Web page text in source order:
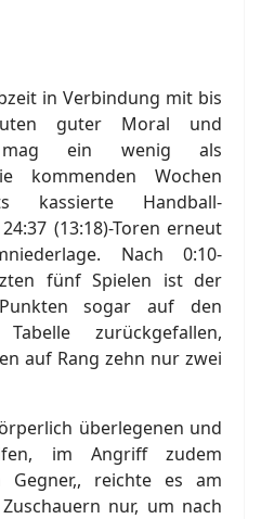
in Verbindung mit bis
guter Moral und
mag ein wenig als
kommenden Wochen
kassierte Handball-
(13:18)-Toren erneut
Nach 0:10-
fünf Spielen ist der
sogar auf den
zurückgefallen,
auf Rang zehn nur zwei
überlegenen und
im Angriff zudem
Gegner,, reichte es am
nur, um nach